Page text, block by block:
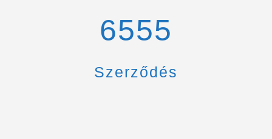
6900
Szerződés